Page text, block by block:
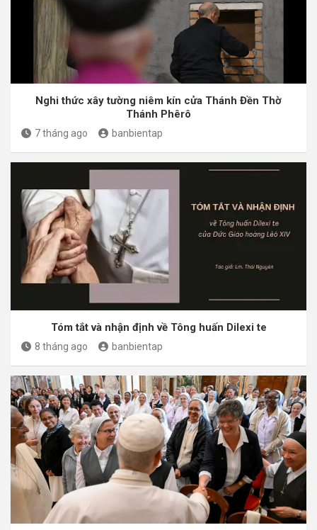
Nghi thức xây tường niêm kín cửa Thánh Đền Thờ
Thánh Phêrô
7 tháng ago banbientap
Tóm tắt và nhận định về Tông huấn Dilexi te
8 tháng ago banbientap